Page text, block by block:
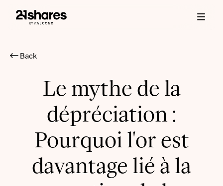
Back
Le mythe de la
dépréciation :
Pourquoi l'or est
davantage lié à la